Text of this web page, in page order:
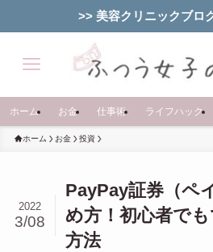
>> 美容クリニックブロ
ホーム お金 仕事術 ライフハック
ホーム お金 投資
PayPay証券（ペ
め方！初心者で
方法
2022
3/08